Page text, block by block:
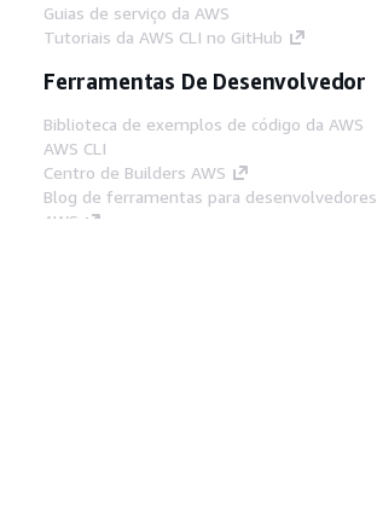
Guias de serviço da AWS
Tutoriais da AWS CLI no GitHub
Ferramentas De Desenvolvedor
Biblioteca de exemplos de código da AWS
AWS CLI
Centro de Builders AWS
Blog de ferramentas para
AWS